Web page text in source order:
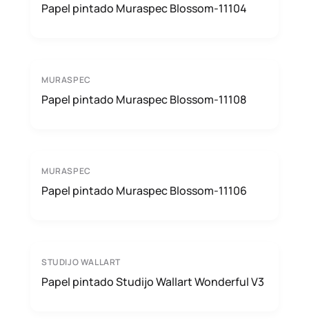
Papel pintado Muraspec Blossom-11104
MURASPEC
Papel pintado Muraspec Blossom-11108
MURASPEC
Papel pintado Muraspec Blossom-11106
STUDIJO WALLART
Papel pintado Studijo Wallart Wonderful V3